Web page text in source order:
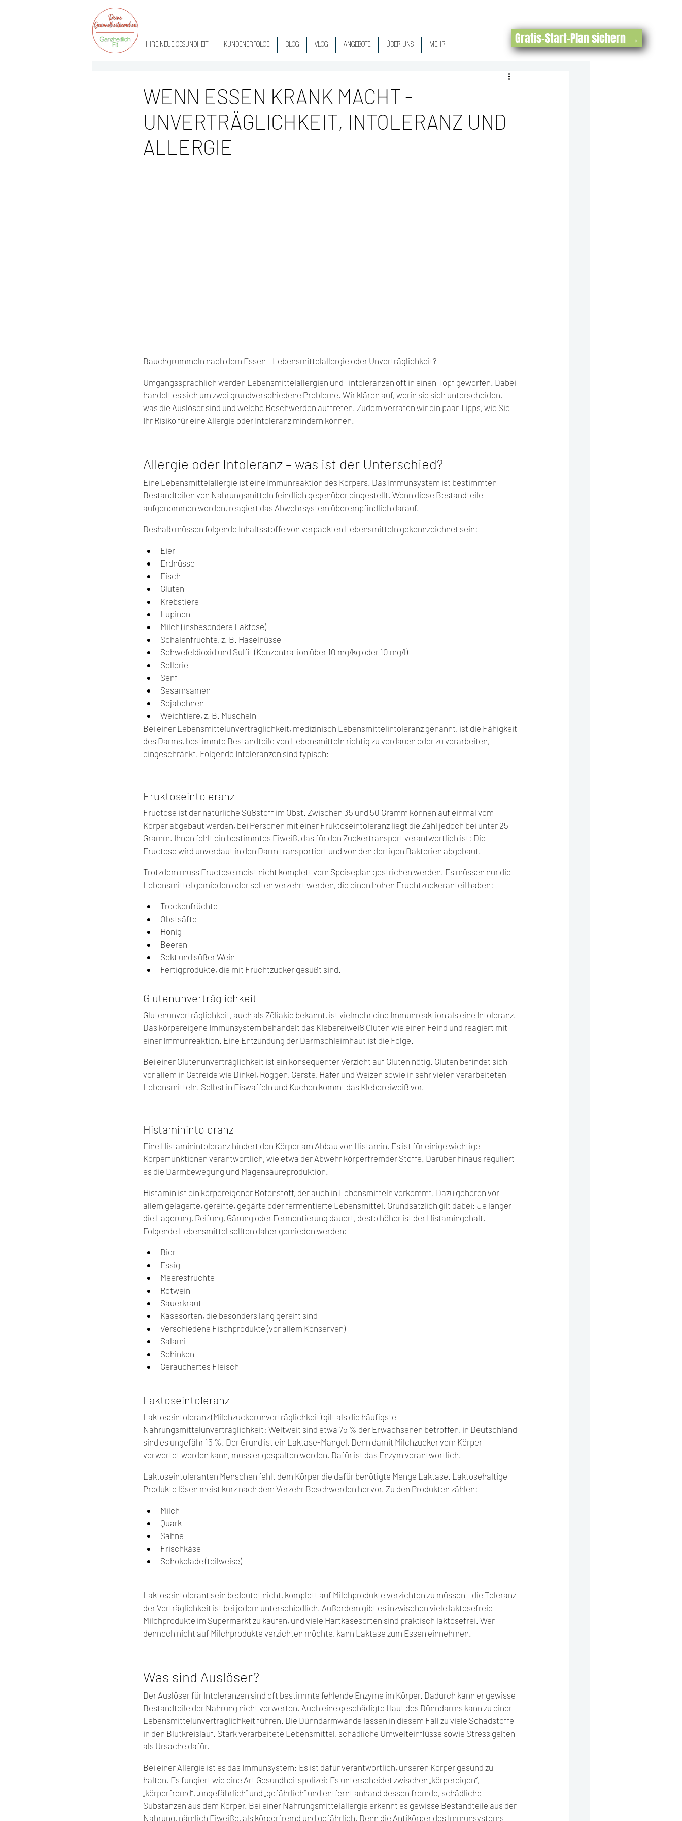
IHRE NEUE GESUNDHEIT KUNDENERFOLGE BLOG VLOG ANGEBOTE ÜBER UNS MEHR Gratis-Start-Plan sichern →
WENN ESSEN KRANK MACHT -
UNVERTRÄGLICHKEIT, INTOLERANZ UND
ALLERGIE
Bauchgrummeln nach dem Essen – Lebensmittelallergie oder Unverträglichkeit?
Umgangssprachlich werden Lebensmittelallergien und -intoleranzen oft in einen Topf geworfen. Dabei
handelt es sich um zwei grundverschiedene Probleme. Wir klären auf, worin sie sich unterscheiden,
was die Auslöser sind und welche Beschwerden auftreten. Zudem verraten wir ein paar Tipps, wie Sie
Ihr Risiko für eine Allergie oder Intoleranz mindern können.
Allergie oder Intoleranz – was ist der Unterschied?
Eine Lebensmittelallergie ist eine Immunreaktion des Körpers. Das Immunsystem ist bestimmten
Bestandteilen von Nahrungsmitteln feindlich gegenüber eingestellt. Wenn diese Bestandteile
aufgenommen werden, reagiert das Abwehrsystem überempfindlich darauf.
Deshalb müssen folgende Inhaltsstoffe von verpackten Lebensmitteln gekennzeichnet sein:
Eier
Erdnüsse
Fisch
Gluten
Krebstiere
Lupinen
Milch (insbesondere Laktose)
Schalenfrüchte, z. B. Haselnüsse
Schwefeldioxid und Sulfit (Konzentration über 10 mg/kg oder 10 mg/l)
Sellerie
Senf
Sesamsamen
Sojabohnen
Weichtiere, z. B. Muscheln
Bei einer Lebensmittelunverträglichkeit, medizinisch Lebensmittelintoleranz genannt, ist die Fähigkeit
des Darms, bestimmte Bestandteile von Lebensmitteln richtig zu verdauen oder zu verarbeiten,
eingeschränkt. Folgende Intoleranzen sind typisch:
Fruktoseintoleranz
Fructose ist der natürliche Süßstoff im Obst. Zwischen 35 und 50 Gramm können auf einmal vom
Körper abgebaut werden, bei Personen mit einer Fruktoseintoleranz liegt die Zahl jedoch bei unter 25
Gramm. Ihnen fehlt ein bestimmtes Eiweiß, das für den Zuckertransport verantwortlich ist: Die
Fructose wird unverdaut in den Darm transportiert und von den dortigen Bakterien abgebaut.
Trotzdem muss Fructose meist nicht komplett vom Speiseplan gestrichen werden. Es müssen nur die
Lebensmittel gemieden oder selten verzehrt werden, die einen hohen Fruchtzuckeranteil haben:
Trockenfrüchte
Obstsäfte
Honig
Beeren
Sekt und süßer Wein
Fertigprodukte, die mit Fruchtzucker gesüßt sind.
Glutenunverträglichkeit
Glutenunverträglichkeit, auch als Zöliakie bekannt, ist vielmehr eine Immunreaktion als eine Intoleranz.
Das körpereigene Immunsystem behandelt das Klebereiweiß Gluten wie einen Feind und reagiert mit
einer Immunreaktion. Eine Entzündung der Darmschleimhaut ist die Folge.
Bei einer Glutenunverträglichkeit ist ein konsequenter Verzicht auf Gluten nötig. Gluten befindet sich
vor allem in Getreide wie Dinkel, Roggen, Gerste, Hafer und Weizen sowie in sehr vielen verarbeiteten
Lebensmitteln. Selbst in Eiswaffeln und Kuchen kommt das Klebereiweiß vor.
Histaminintoleranz
Eine Histaminintoleranz hindert den Körper am Abbau von Histamin. Es ist für einige wichtige
Körperfunktionen verantwortlich, wie etwa der Abwehr körperfremder Stoffe. Darüber hinaus reguliert
es die Darmbewegung und Magensäureproduktion.
Histamin ist ein körpereigener Botenstoff, der auch in Lebensmitteln vorkommt. Dazu gehören vor
allem gelagerte, gereifte, gegärte oder fermentierte Lebensmittel. Grundsätzlich gilt dabei: Je länger
die Lagerung, Reifung, Gärung oder Fermentierung dauert, desto höher ist der Histamingehalt.
Folgende Lebensmittel sollten daher gemieden werden:
Bier
Essig
Meeresfrüchte
Rotwein
Sauerkraut
Käsesorten, die besonders lang gereift sind
Verschiedene Fischprodukte (vor allem Konserven)
Salami
Schinken
Geräuchertes Fleisch
Laktoseintoleranz
Laktoseintoleranz (Milchzuckerunverträglichkeit) gilt als die häufigste
Nahrungsmittelunverträglichkeit: Weltweit sind etwa 75 % der Erwachsenen betroffen, in Deutschland
sind es ungefähr 15 %. Der Grund ist ein Laktase-Mangel. Denn damit Milchzucker vom Körper
verwertet werden kann, muss er gespalten werden. Dafür ist das Enzym verantwortlich.
Laktoseintoleranten Menschen fehlt dem Körper die dafür benötigte Menge Laktase. Laktosehaltige
Produkte lösen meist kurz nach dem Verzehr Beschwerden hervor. Zu den Produkten zählen:
Milch
Quark
Sahne
Frischkäse
Schokolade (teilweise)
Laktoseintolerant sein bedeutet nicht, komplett auf Milchprodukte verzichten zu müssen – die Toleranz
der Verträglichkeit ist bei jedem unterschiedlich. Außerdem gibt es inzwischen viele laktosefreie
Milchprodukte im Supermarkt zu kaufen, und viele Hartkäsesorten sind praktisch laktosefrei. Wer
dennoch nicht auf Milchprodukte verzichten möchte, kann Laktase zum Essen einnehmen.
Was sind Auslöser?
Der Auslöser für Intoleranzen sind oft bestimmte fehlende Enzyme im Körper. Dadurch kann er gewisse
Bestandteile der Nahrung nicht verwerten. Auch eine geschädigte Haut des Dünndarms kann zu einer
Lebensmittelunverträglichkeit führen. Die Dünndarmwände lassen in diesem Fall zu viele Schadstoffe
in den Blutkreislauf. Stark verarbeitete Lebensmittel, schädliche Umwelteinflüsse sowie Stress gelten
als Ursache dafür.
Bei einer Allergie ist es das Immunsystem: Es ist dafür verantwortlich, unseren Körper gesund zu
halten. Es fungiert wie eine Art Gesundheitspolizei: Es unterscheidet zwischen „körpereigen“,
„körperfremd“, „ungefährlich“ und „gefährlich“ und entfernt anhand dessen fremde, schädliche
Substanzen aus dem Körper. Bei einer Nahrungsmittelallergie erkennt es gewisse Bestandteile aus der
Nahrung, nämlich Eiweiße, als körperfremd und gefährlich. Denn die Antikörper des Immunsystems